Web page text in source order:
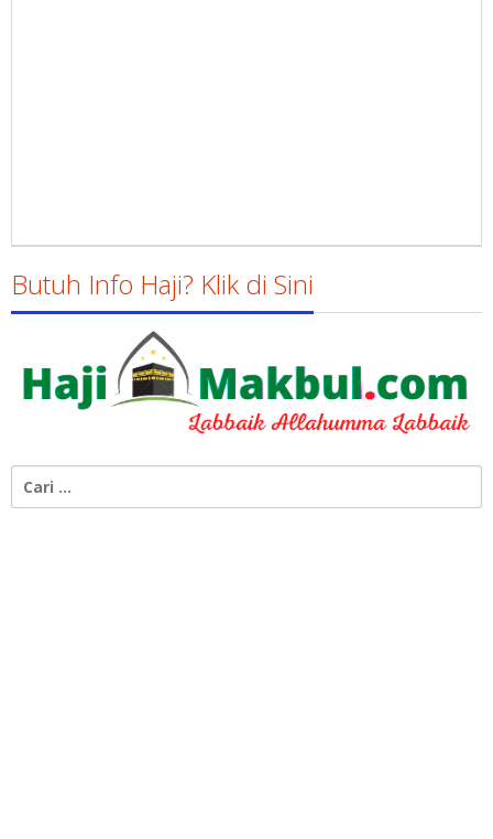
Butuh Info Haji? Klik di Sini
untuk: